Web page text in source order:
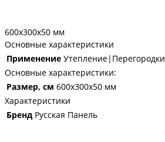
600х300х50 мм
Основные характеристики
Применение Утепление|Перегородки
Основные характеристики:
Размер, см 600х300х50 мм
Характеристики
Бренд Русская Панель